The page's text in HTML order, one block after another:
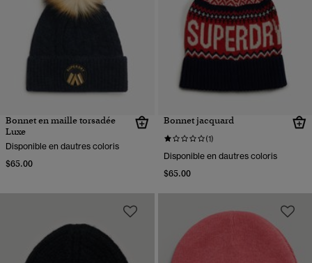
Bonnet en maille torsadée
Luxe
Disponible en dautres coloris
$65.00
Bonnet jacquard
(1)
Disponible en dautres coloris
$65.00